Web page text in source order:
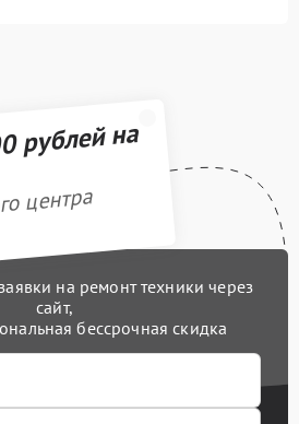
рублей на
центра
на ремонт техники через
сайт,
бессрочная скидка